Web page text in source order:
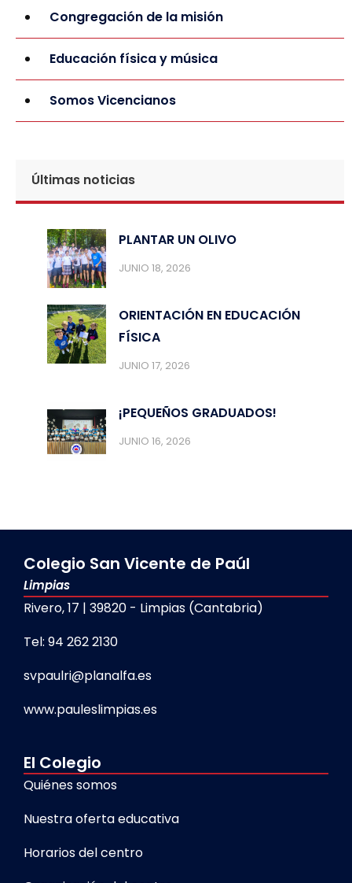
Congregación de la misión
Educación física y música
Somos Vicencianos
Últimas noticias
PLANTAR UN OLIVO
JUNIO 18, 2026
ORIENTACIÓN EN EDUCACIÓN
FÍSICA
JUNIO 17, 2026
¡PEQUEÑOS GRADUADOS!
JUNIO 16, 2026
Colegio San Vicente de Paúl
Limpias
Rivero, 17 | 39820 - Limpias (Cantabria)
Tel: 94 262 2130
svpaulri@planalfa.es
www.pauleslimpias.es
El Colegio
Quiénes somos
Nuestra oferta educativa
Horarios del centro